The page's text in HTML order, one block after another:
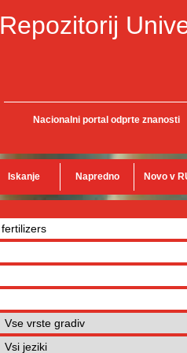
Repozitorij
Nacionalni portal odprte znanosti
Iskanje Napredno Novo v